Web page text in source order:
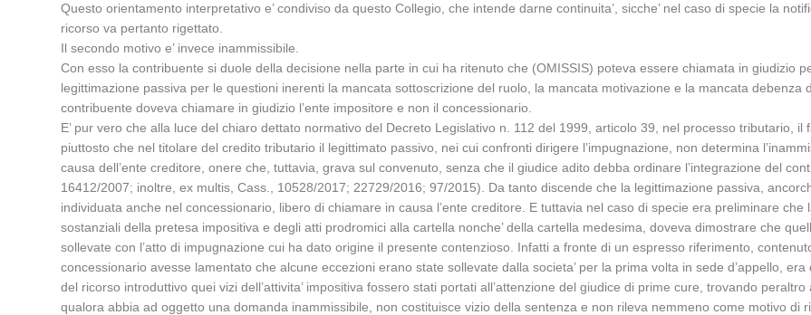
Questo orientamento interpretativo e’ condiviso da questo Collegio, che intende darne continuita’, sicche’ nel caso di specie la
ricorso va pertanto rigettato.
Il secondo motivo e’ invece inammissibile.
Con esso la contribuente si duole della decisione nella parte in cui ha ritenuto che (OMISSIS) poteva essere chiamata in giudizio
legittimazione passiva per le questioni inerenti la mancata sottoscrizione del ruolo, la mancata motivazione e la mancata
contribuente doveva chiamare in giudizio l’ente impositore e non il concessionario.
E’ pur vero che alla luce del chiaro dettato normativo del Decreto Legislativo n. 112 del 1999, articolo 39, nel processo tributario,
piuttosto che nel titolare del credito tributario il legittimato passivo, nei cui confronti dirigere l’impugnazione, non determina
causa dell’ente creditore, onere che, tuttavia, grava sul convenuto, senza che il giudice adito debba ordinare l’integrazione del
16412/2007; inoltre, ex multis, Cass., 10528/2017; 22729/2016; 97/2015). Da tanto discende che la legittimazione passiva,
individuata anche nel concessionario, libero di chiamare in causa l’ente creditore. E tuttavia nel caso di specie era preliminare
sostanziali della pretesa impositiva e degli atti prodromici alla cartella nonche’ della cartella medesima, doveva dimostrare che
sollevate con l’atto di impugnazione cui ha dato origine il presente contenzioso. Infatti a fronte di un espresso riferimento,
concessionario avesse lamentato che alcune eccezioni erano state sollevate dalla societa’ per la prima volta in sede d’appello,
del ricorso introduttivo quei vizi dell’attivita’ impositiva fossero stati portati all’attenzione del giudice di prime cure, trovando
qualora abbia ad oggetto una domanda inammissibile, non costituisce vizio della sentenza e non rileva nemmeno come motivo di